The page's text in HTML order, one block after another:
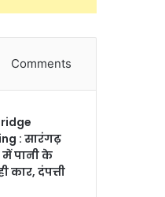
Comments
: सारंगढ़
में पानी के
कार, दंपत्ती